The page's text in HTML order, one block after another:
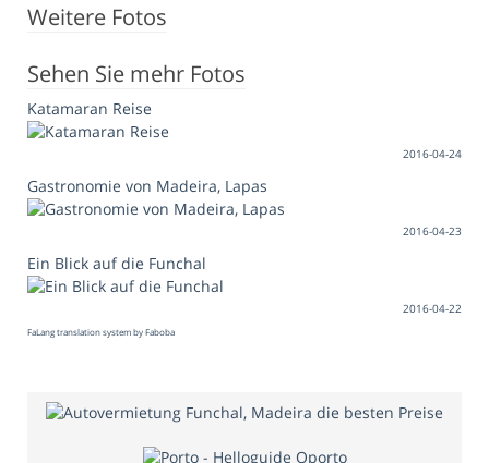
Weitere Fotos
Sehen Sie mehr Fotos
Katamaran Reise
2016-04-24
Gastronomie von Madeira, Lapas
2016-04-23
Ein Blick auf die Funchal
2016-04-22
FaLang translation system by Faboba